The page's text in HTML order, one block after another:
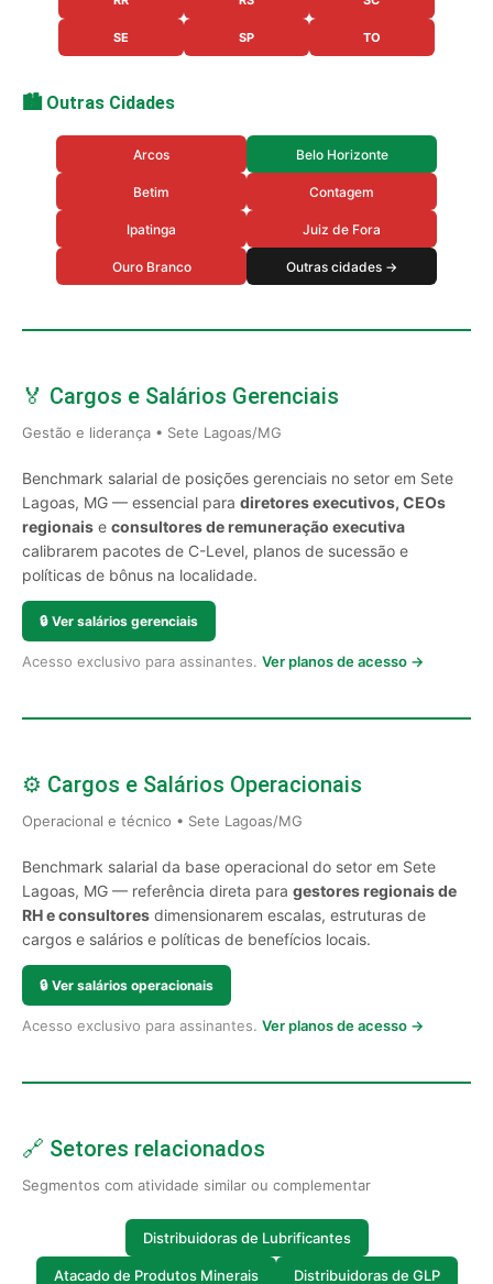
SE SP TO
🏙️ Outras Cidades
Arcos Belo Horizonte
Betim Contagem
Ipatinga Juiz de Fora
Ouro Branco Outras cidades →
🏅 Cargos e Salários Gerenciais
Gestão e liderança • Sete Lagoas/MG
Benchmark salarial de posições gerenciais no setor em Sete
Lagoas, MG — essencial para diretores executivos, CEOs
regionais e consultores de remuneração executiva
calibrarem pacotes de C-Level, planos de sucessão e
políticas de bônus na localidade.
🔒 Ver salários gerenciais
Acesso exclusivo para assinantes. Ver planos de acesso →
⚙️ Cargos e Salários Operacionais
Operacional e técnico • Sete Lagoas/MG
Benchmark salarial da base operacional do setor em Sete
Lagoas, MG — referência direta para gestores regionais de
RH e consultores dimensionarem escalas, estruturas de
cargos e salários e políticas de benefícios locais.
🔒 Ver salários operacionais
Acesso exclusivo para assinantes. Ver planos de acesso →
🔗 Setores relacionados
Segmentos com atividade similar ou complementar
Distribuidoras de Lubrificantes
Atacado de Produtos Minerais Distribuidoras de GLP